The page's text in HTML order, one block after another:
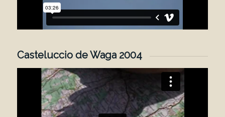
Casteluccio de Waga 2004